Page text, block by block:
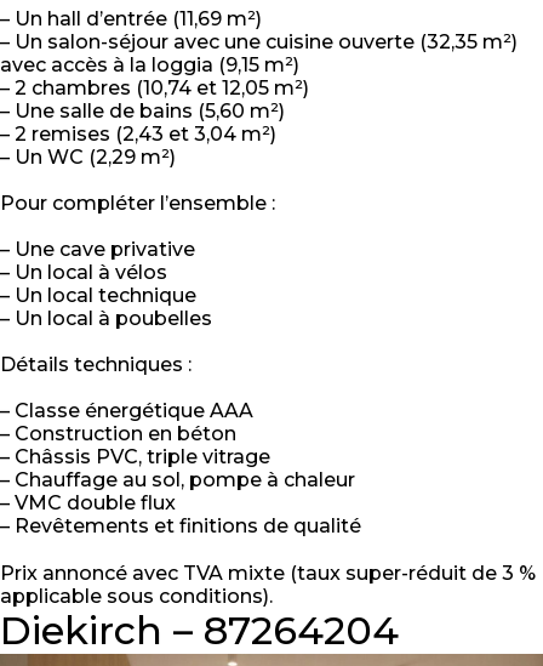
– Un hall d’entrée (11,69 m²)
– Un salon-séjour avec une cuisine ouverte (32,35 m²)
avec accès à la loggia (9,15 m²)
– 2 chambres (10,74 et 12,05 m²)
– Une salle de bains (5,60 m²)
– 2 remises (2,43 et 3,04 m²)
– Un WC (2,29 m²)
Pour compléter l’ensemble :
– Une cave privative
– Un local à vélos
– Un local technique
– Un local à poubelles
Détails techniques :
– Classe énergétique AAA
– Construction en béton
– Châssis PVC, triple vitrage
– Chauffage au sol, pompe à chaleur
– VMC double flux
– Revêtements et finitions de qualité
Prix annoncé avec TVA mixte (taux super-réduit de 3 %
applicable sous conditions).
Diekirch – 87264204